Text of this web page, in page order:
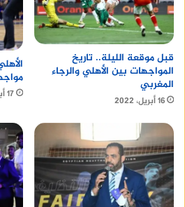
قبل موقعة الليلة.. تاريخ
المواجهات بين الأهلي والرجاء
المغربي
16 أبريل، 2022
17 أبريل، 2022